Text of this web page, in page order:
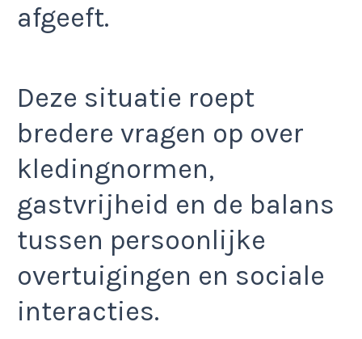
afgeeft.​
Deze situatie roept
bredere vragen op over
kledingnormen,
gastvrijheid en de balans
tussen persoonlijke
overtuigingen en sociale
interacties.